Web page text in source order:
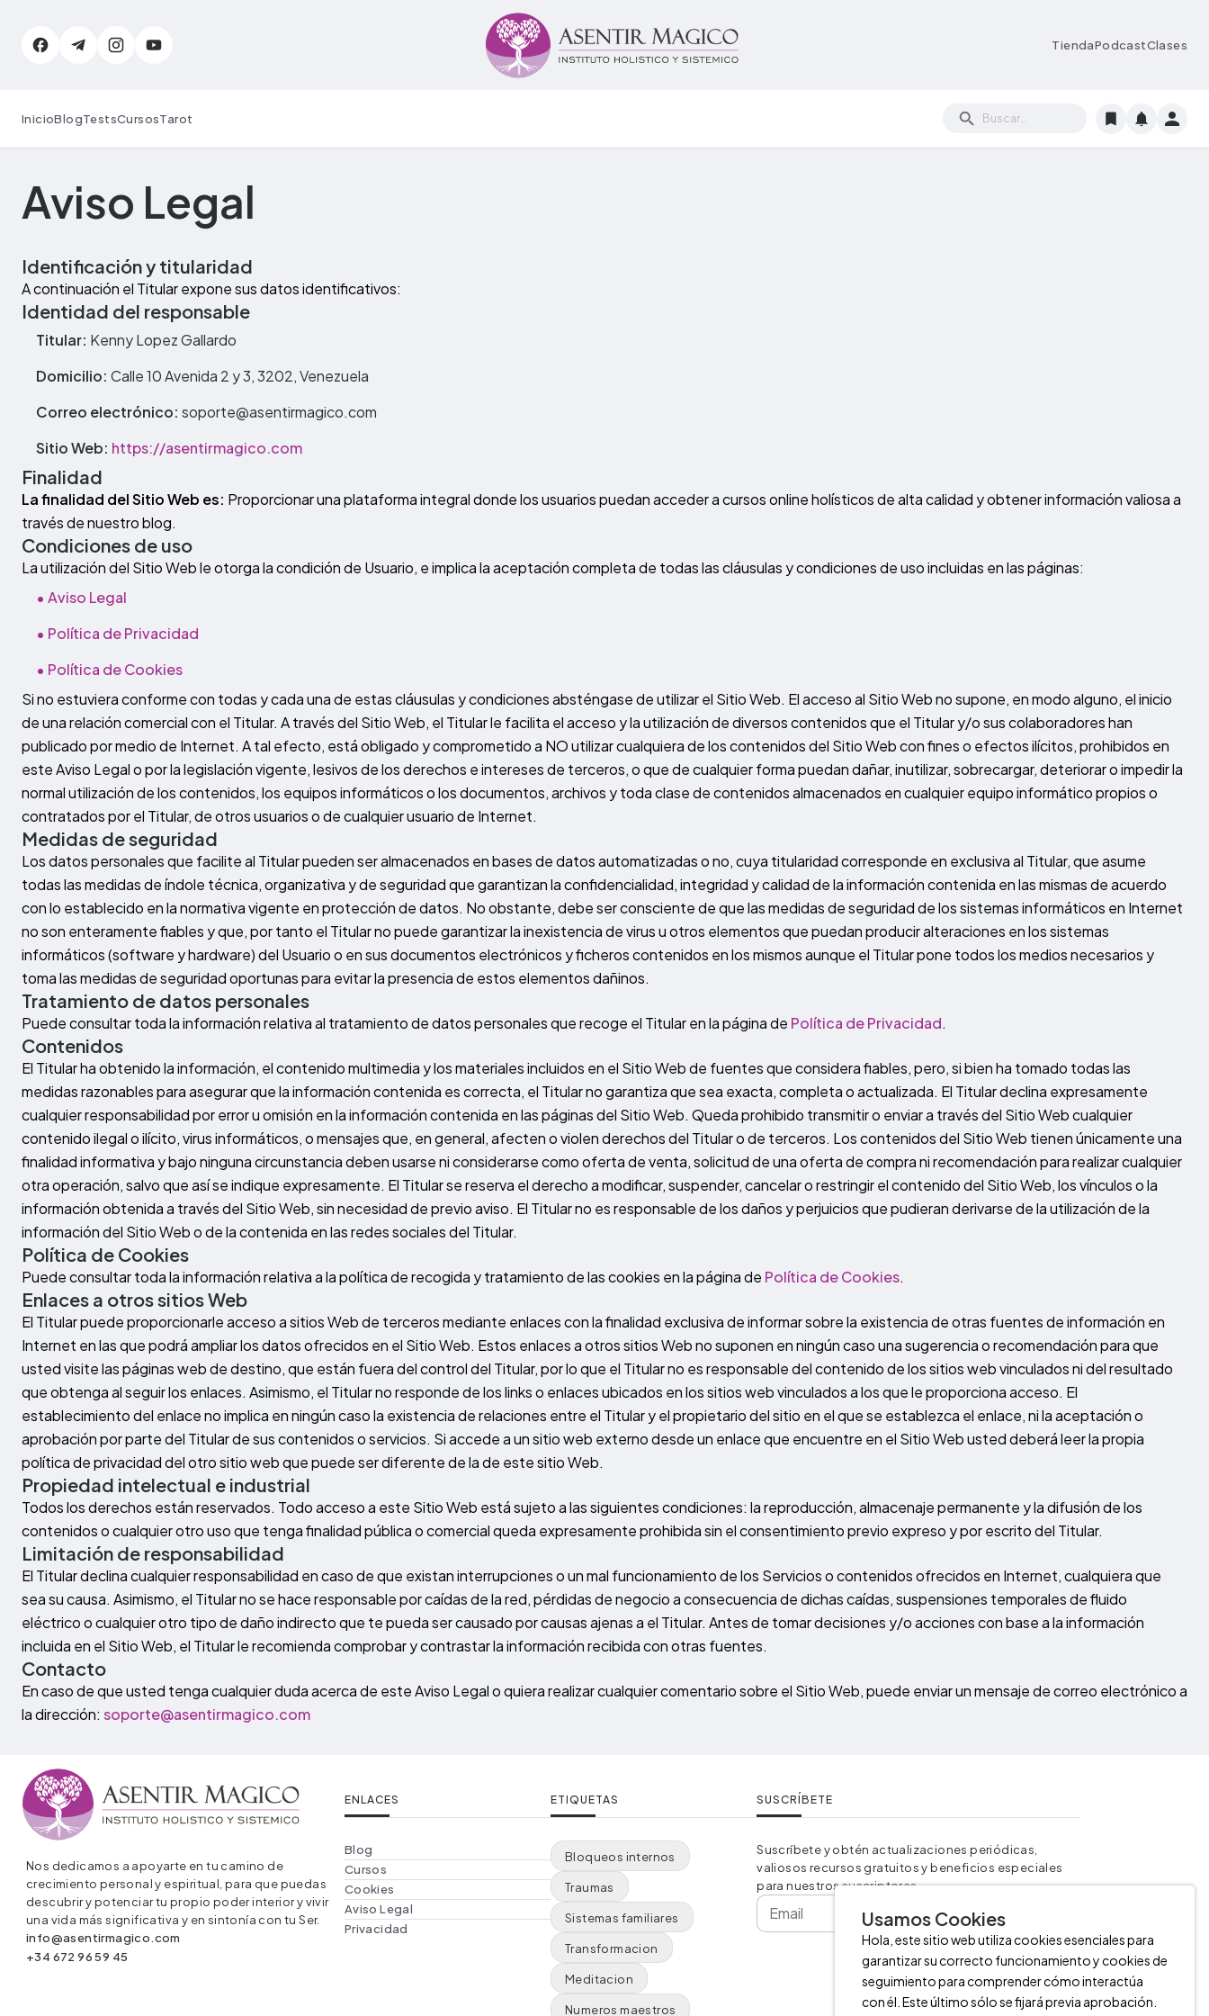
Usamos Cookies
Hola, este sitio web utiliza cookies esenciales para
garantizar su correcto funcionamiento y cookies de
seguimiento para comprender cómo interactúa
con él. Este último sólo se fijará previa aprobación.
TiendaPodcastClases
InicioBlogTestsCursosTarot
Aviso Legal
Identificación y titularidad
A continuación el Titular expone sus datos identificativos:
Identidad del responsable
Titular: Kenny Lopez Gallardo
Domicilio: Calle 10 Avenida 2 y 3, 3202, Venezuela
Correo electrónico: soporte@asentirmagico.com
Sitio Web: https://asentirmagico.com
Finalidad
La finalidad del Sitio Web es: Proporcionar una plataforma integral donde los usuarios puedan acceder a cursos online holísticos de alta calidad y obtener información valiosa a
través de nuestro blog.
Condiciones de uso
La utilización del Sitio Web le otorga la condición de Usuario, e implica la aceptación completa de todas las cláusulas y condiciones de uso incluidas en las páginas:
• Aviso Legal
• Política de Privacidad
• Política de Cookies
Si no estuviera conforme con todas y cada una de estas cláusulas y condiciones absténgase de utilizar el Sitio Web. El acceso al Sitio Web no supone, en modo alguno, el inicio
de una relación comercial con el Titular. A través del Sitio Web, el Titular le facilita el acceso y la utilización de diversos contenidos que el Titular y/o sus colaboradores han
publicado por medio de Internet. A tal efecto, está obligado y comprometido a NO utilizar cualquiera de los contenidos del Sitio Web con fines o efectos ilícitos, prohibidos en
este Aviso Legal o por la legislación vigente, lesivos de los derechos e intereses de terceros, o que de cualquier forma puedan dañar, inutilizar, sobrecargar, deteriorar o impedir la
normal utilización de los contenidos, los equipos informáticos o los documentos, archivos y toda clase de contenidos almacenados en cualquier equipo informático propios o
contratados por el Titular, de otros usuarios o de cualquier usuario de Internet.
Medidas de seguridad
Los datos personales que facilite al Titular pueden ser almacenados en bases de datos automatizadas o no, cuya titularidad corresponde en exclusiva al Titular, que asume
todas las medidas de índole técnica, organizativa y de seguridad que garantizan la confidencialidad, integridad y calidad de la información contenida en las mismas de acuerdo
con lo establecido en la normativa vigente en protección de datos. No obstante, debe ser consciente de que las medidas de seguridad de los sistemas informáticos en Internet
no son enteramente fiables y que, por tanto el Titular no puede garantizar la inexistencia de virus u otros elementos que puedan producir alteraciones en los sistemas
informáticos (software y hardware) del Usuario o en sus documentos electrónicos y ficheros contenidos en los mismos aunque el Titular pone todos los medios necesarios y
toma las medidas de seguridad oportunas para evitar la presencia de estos elementos dañinos.
Tratamiento de datos personales
Puede consultar toda la información relativa al tratamiento de datos personales que recoge el Titular en la página de Política de Privacidad.
Contenidos
El Titular ha obtenido la información, el contenido multimedia y los materiales incluidos en el Sitio Web de fuentes que considera fiables, pero, si bien ha tomado todas las
medidas razonables para asegurar que la información contenida es correcta, el Titular no garantiza que sea exacta, completa o actualizada. El Titular declina expresamente
cualquier responsabilidad por error u omisión en la información contenida en las páginas del Sitio Web. Queda prohibido transmitir o enviar a través del Sitio Web cualquier
contenido ilegal o ilícito, virus informáticos, o mensajes que, en general, afecten o violen derechos del Titular o de terceros. Los contenidos del Sitio Web tienen únicamente una
finalidad informativa y bajo ninguna circunstancia deben usarse ni considerarse como oferta de venta, solicitud de una oferta de compra ni recomendación para realizar cualquier
otra operación, salvo que así se indique expresamente. El Titular se reserva el derecho a modificar, suspender, cancelar o restringir el contenido del Sitio Web, los vínculos o la
información obtenida a través del Sitio Web, sin necesidad de previo aviso. El Titular no es responsable de los daños y perjuicios que pudieran derivarse de la utilización de la
información del Sitio Web o de la contenida en las redes sociales del Titular.
Política de Cookies
Puede consultar toda la información relativa a la política de recogida y tratamiento de las cookies en la página de Política de Cookies.
Enlaces a otros sitios Web
El Titular puede proporcionarle acceso a sitios Web de terceros mediante enlaces con la finalidad exclusiva de informar sobre la existencia de otras fuentes de información en
Internet en las que podrá ampliar los datos ofrecidos en el Sitio Web. Estos enlaces a otros sitios Web no suponen en ningún caso una sugerencia o recomendación para que
usted visite las páginas web de destino, que están fuera del control del Titular, por lo que el Titular no es responsable del contenido de los sitios web vinculados ni del resultado
que obtenga al seguir los enlaces. Asimismo, el Titular no responde de los links o enlaces ubicados en los sitios web vinculados a los que le proporciona acceso. El
establecimiento del enlace no implica en ningún caso la existencia de relaciones entre el Titular y el propietario del sitio en el que se establezca el enlace, ni la aceptación o
aprobación por parte del Titular de sus contenidos o servicios. Si accede a un sitio web externo desde un enlace que encuentre en el Sitio Web usted deberá leer la propia
política de privacidad del otro sitio web que puede ser diferente de la de este sitio Web.
Propiedad intelectual e industrial
Todos los derechos están reservados. Todo acceso a este Sitio Web está sujeto a las siguientes condiciones: la reproducción, almacenaje permanente y la difusión de los
contenidos o cualquier otro uso que tenga finalidad pública o comercial queda expresamente prohibida sin el consentimiento previo expreso y por escrito del Titular.
Limitación de responsabilidad
El Titular declina cualquier responsabilidad en caso de que existan interrupciones o un mal funcionamiento de los Servicios o contenidos ofrecidos en Internet, cualquiera que
sea su causa. Asimismo, el Titular no se hace responsable por caídas de la red, pérdidas de negocio a consecuencia de dichas caídas, suspensiones temporales de fluido
eléctrico o cualquier otro tipo de daño indirecto que te pueda ser causado por causas ajenas a el Titular. Antes de tomar decisiones y/o acciones con base a la información
incluida en el Sitio Web, el Titular le recomienda comprobar y contrastar la información recibida con otras fuentes.
Contacto
En caso de que usted tenga cualquier duda acerca de este Aviso Legal o quiera realizar cualquier comentario sobre el Sitio Web, puede enviar un mensaje de correo electrónico a
la dirección: soporte@asentirmagico.com
Nos dedicamos a apoyarte en tu camino de
crecimiento personal y espiritual, para que puedas
descubrir y potenciar tu propio poder interior y vivir
una vida más significativa y en sintonía con tu Ser.
info@asentirmagico.com
+34 672 96 59 45
ENLACES
Blog
Cursos
Cookies
Aviso Legal
Privacidad
ETIQUETAS
Bloqueos internos
Traumas
Sistemas familiares
Transformacion
Meditacion
Numeros maestros
SUSCRÍBETE
Suscríbete y obtén actualizaciones periódicas,
valiosos recursos gratuitos y beneficios especiales
para nuestros suscriptores.
Email